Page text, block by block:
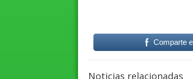
Comparte
Noticias relacionadas